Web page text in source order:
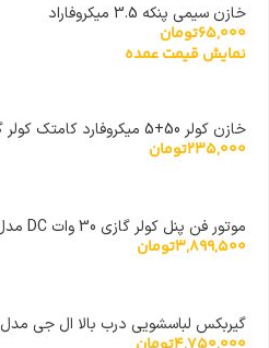
خازن سیمی پنکه 3.5 میکروفاراد
65,000تومان
نمایش قیمت عمده
خازن کولر 50+5 میکروفارد کامتک کولر گازی
235,000تومان
موتور فن پنل کولر گازی 30 وات DC مدل RD-310-30-8A راست گرد
3,899,500تومان
گیربکس لباسشویی درب بالا ال جی مدل 1500-250